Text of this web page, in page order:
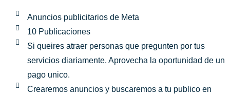
Anuncios publicitarios de Meta
10 Publicaciones
Si queires atraer personas que pregunten por tus
servicios diariamente. Aprovecha la oportunidad de un
pago unico.
Crearemos anuncios y buscaremos a tu publico en